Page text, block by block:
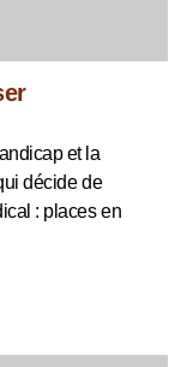
et la
décide de
: places en